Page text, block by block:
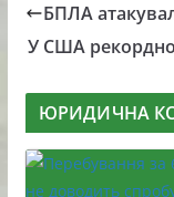
БПЛА
У США
ЮРИДИЧНА